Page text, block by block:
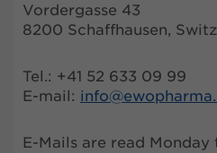
Vordergasse 43
8200 Schaffhausen,
Tel.: +41 52 633 09 99
E-mail: info@
E-Mails are read